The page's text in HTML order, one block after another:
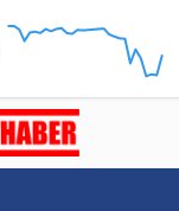
12:00 16:00